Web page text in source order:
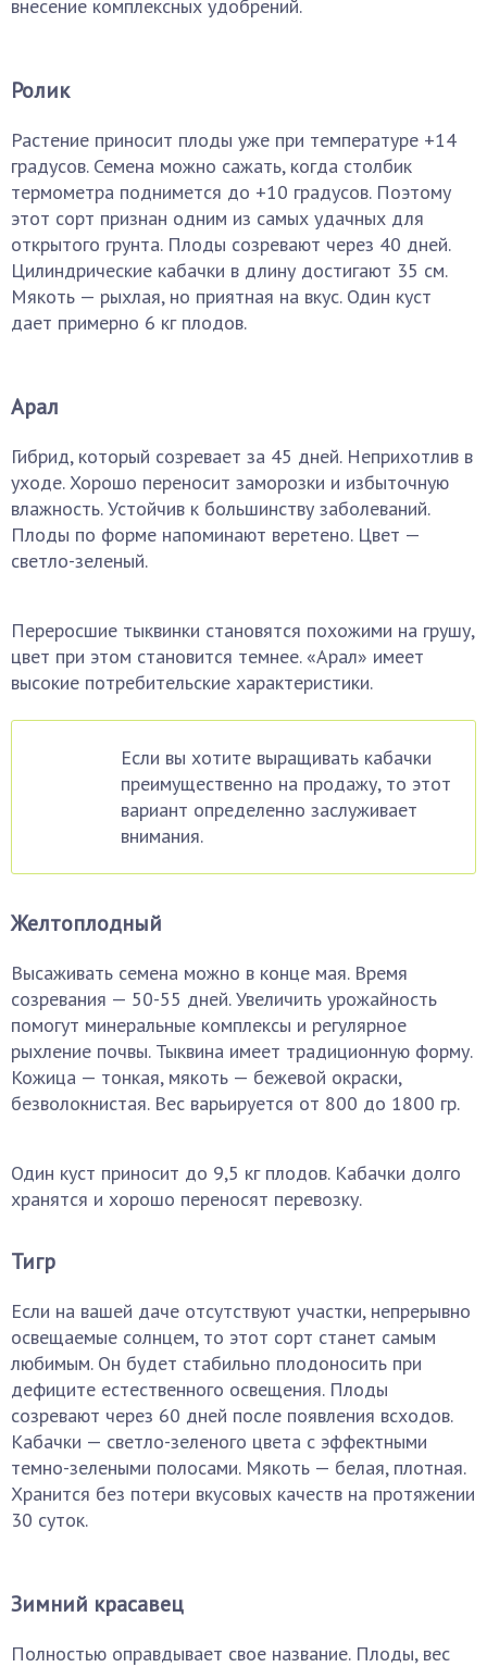
внесение комплексных удобрений.
Ролик
Растение приносит плоды уже при температуре +14
градусов. Семена можно сажать, когда столбик
термометра поднимется до +10 градусов. Поэтому
этот сорт признан одним из самых удачных для
открытого грунта. Плоды созревают через 40 дней.
Цилиндрические кабачки в длину достигают 35 см.
Мякоть — рыхлая, но приятная на вкус. Один куст
дает примерно 6 кг плодов.
Арал
Гибрид, который созревает за 45 дней. Неприхотлив в
уходе. Хорошо переносит заморозки и избыточную
влажность. Устойчив к большинству заболеваний.
Плоды по форме напоминают веретено. Цвет —
светло-зеленый.
Переросшие тыквинки становятся похожими на грушу,
цвет при этом становится темнее. «Арал» имеет
высокие потребительские характеристики.
Если вы хотите выращивать кабачки
преимущественно на продажу, то этот
вариант определенно заслуживает
внимания.
Желтоплодный
Высаживать семена можно в конце мая. Время
созревания — 50-55 дней. Увеличить урожайность
помогут минеральные комплексы и регулярное
рыхление почвы. Тыквина имеет традиционную форму.
Кожица — тонкая, мякоть — бежевой окраски,
безволокнистая. Вес варьируется от 800 до 1800 гр.
Один куст приносит до 9,5 кг плодов. Кабачки долго
хранятся и хорошо переносят перевозку.
Тигр
Если на вашей даче отсутствуют участки, непрерывно
освещаемые солнцем, то этот сорт станет самым
любимым. Он будет стабильно плодоносить при
дефиците естественного освещения. Плоды
созревают через 60 дней после появления всходов.
Кабачки — светло-зеленого цвета с эффектными
темно-зелеными полосами. Мякоть — белая, плотная.
Хранится без потери вкусовых качеств на протяжении
30 суток.
Зимний красавец
Полностью оправдывает свое название. Плоды, вес